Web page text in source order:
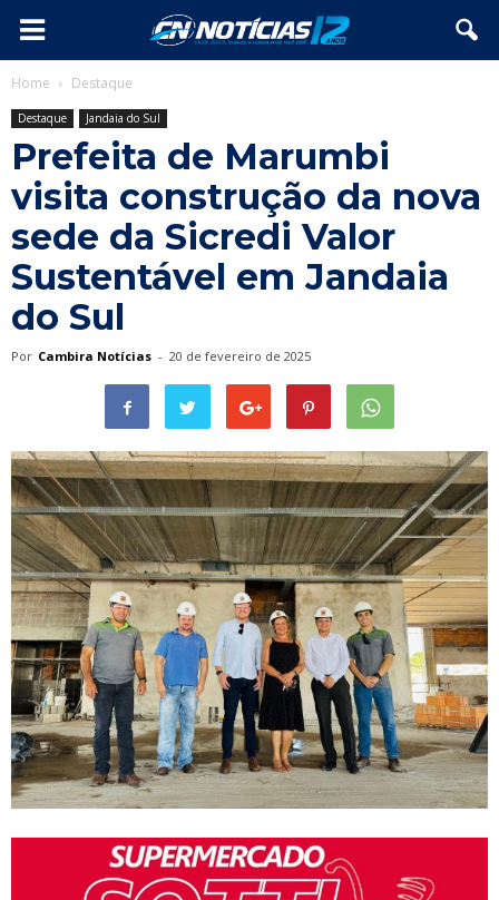
Home Destaque
Destaque Jandaia do Sul
Prefeita de Marumbi
visita construção da nova
sede da Sicredi Valor
Sustentável em Jandaia
do Sul
Por Cambira Notícias - 20 de fevereiro de 2025